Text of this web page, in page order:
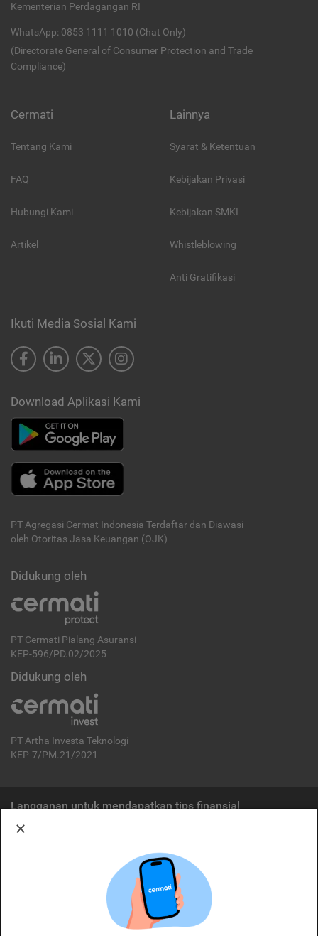
Kementerian Perdagangan RI
WhatsApp: 0853 1111 1010 (Chat Only)
(Directorate General of Consumer Protection and Trade
Compliance)
Cermati
Tentang Kami
FAQ
Hubungi Kami
Artikel
Lainnya
Syarat & Ketentuan
Kebijakan Privasi
Kebijakan SMKI
Whistleblowing
Anti Gratifikasi
Ikuti Media Sosial Kami
Download Aplikasi Kami
PT Agregasi Cermat Indonesia Terdaftar dan Diawasi
oleh Otoritas Jasa Keuangan (OJK)
Didukung oleh
PT Cermati Pialang Asuransi
KEP-596/PD.02/2025
Didukung oleh
PT Artha Investa Teknologi
KEP-7/PM.21/2021
Langganan untuk mendapatkan tips finansial
Cermati merupakan penyelenggara agregasi jasa keuangan yang terdaftar di
OJK. Oleh karena itu, produk dan/atau layanan jasa keuangan yang
ditawarkan bukan merupakan produk dan/atau layanan jasa keuangan yang
diterbitkan oleh Cermati dan Cermati tidak bertanggung jawab atas tuntutan